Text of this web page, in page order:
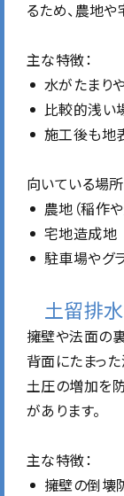
るため、農地や
主な特徴：
水がたまり
比較的浅い
施工後も地
向いている場所
農地（稲作
宅地造成地
駐車場やグ
土留排水
擁壁や法面の
背面にたまっ
土圧の増加を
があります。
主な特徴：
擁壁の倒壊